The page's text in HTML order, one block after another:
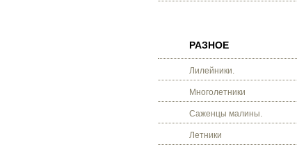
РАЗНОЕ
Лилейники.
Многолетники
Саженцы малины.
Летники